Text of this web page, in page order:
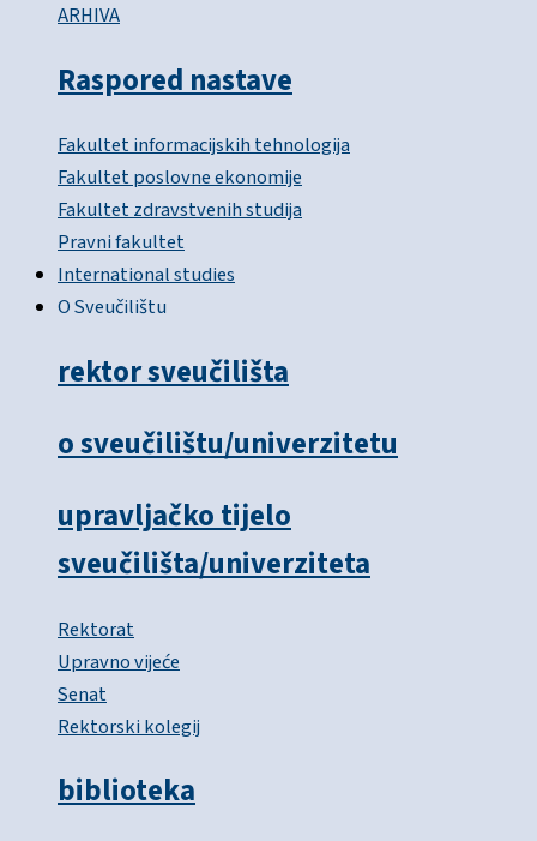
ARHIVA
Raspored nastave
Fakultet informacijskih tehnologija
Fakultet poslovne ekonomije
Fakultet zdravstvenih studija
Pravni fakultet
International studies
O Sveučilištu
rektor sveučilišta
o sveučilištu/univerzitetu
upravljačko tijelo
sveučilišta/univerziteta
Rektorat
Upravno vijeće
Senat
Rektorski kolegij
biblioteka